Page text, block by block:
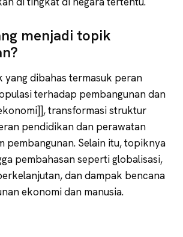
menjadi topik
yang dibahas termasuk peran
terhadap pembangunan dan
transformasi struktur
pendidikan dan perawatan
pembangunan. Selain itu, topiknya
pembahasan seperti globalisasi,
dan dampak bencana
ekonomi dan manusia.